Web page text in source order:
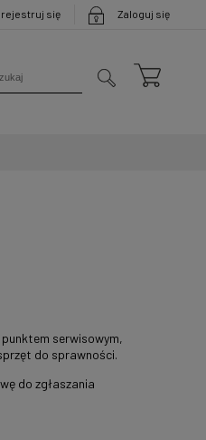
się Zaloguj się
serwisowym,
do sprawności.
do zgłaszania